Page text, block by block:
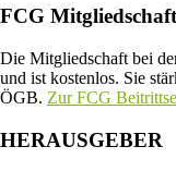
FCG Mitgliedschaft
Die Mitgliedschaft bei
und ist kostenlos. Sie
ÖGB. Zur FCG
HERAUSGEBER